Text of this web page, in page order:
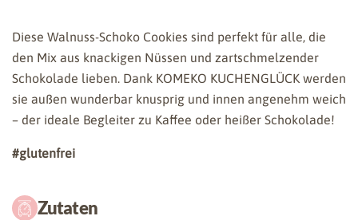
Diese Walnuss-Schoko Cookies sind perfekt für alle, die
den Mix aus knackigen Nüssen und zartschmelzender
Schokolade lieben. Dank KOMEKO KUCHENGLÜCK werden
sie außen wunderbar knusprig und innen angenehm weich
– der ideale Begleiter zu Kaffee oder heißer Schokolade!
#glutenfrei
Zutaten